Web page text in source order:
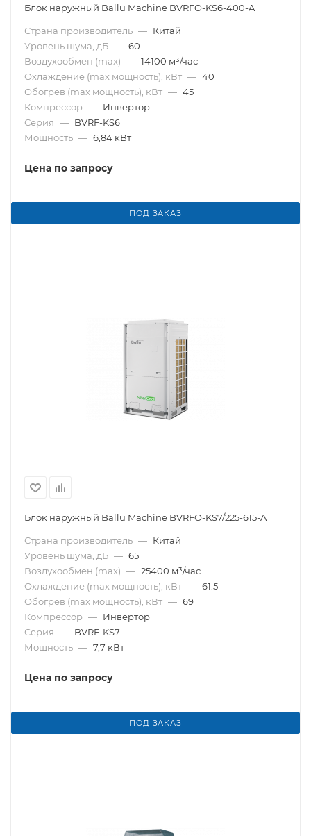
Блок наружный Ballu Machine BVRFO-KS6-400-A
Страна производитель — Китай
Уровень шума, дБ — 60
Воздухообмен (max) — 14100 м³/час
Охлаждение (max мощность), кВт — 40
Обогрев (max мощность), кВт — 45
Компрессор — Инвертор
Серия — BVRF-KS6
Мощность — 6,84 кВт
Цена по запросу
ПОД ЗАКАЗ
Блок наружный Ballu Machine BVRFO-KS7/225-615-A
Страна производитель — Китай
Уровень шума, дБ — 65
Воздухообмен (max) — 25400 м³/час
Охлаждение (max мощность), кВт — 61.5
Обогрев (max мощность), кВт — 69
Компрессор — Инвертор
Серия — BVRF-KS7
Мощность — 7,7 кВт
Цена по запросу
ПОД ЗАКАЗ